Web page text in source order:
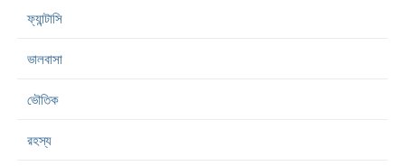
ফ্যান্টাসি
ভালবাসা
ভৌতিক
রহস্য